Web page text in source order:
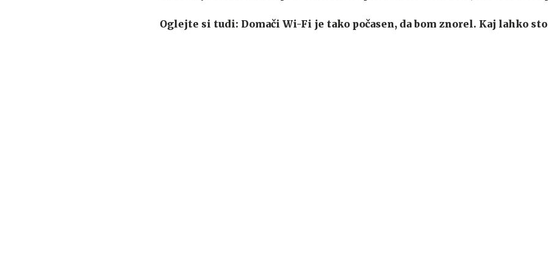
Oglejte si tudi: Domači Wi-Fi je tako počasen, da bom znorel. Kaj lahko